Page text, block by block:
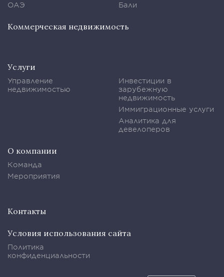
ОАЭ
Бали
Коммерческая недвижимость
Услуги
Управление
недвижимостью
Инвестиции в
зарубежную
недвижимость
Иммиграционные услуги
Аналитика для
девелоперов
О компании
Команда
Мероприятия
Контакты
Условия использования сайта
Политика
конфиденциальности